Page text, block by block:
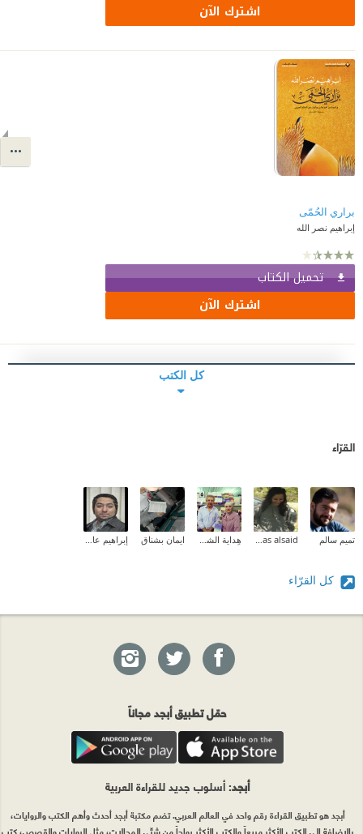
اشترك الآن
براري الحُمّى
إبراهيم نصر الله
تحميل الكتاب
اشترك الآن
كل الكتب
القرّاء
تميم سالم enas alsaid هِداية الشحروري ايمان بشناق إبراهيم عادل
كل القرّاء
حمّل تطبيق أبجد مجاناً
أبجد: أسلوب جديد للقراءة العربية
أبجد هو تطبيق القراءة رقم واحد في العالم العربي. تضم مكتبة أبجد أحدث وأهم الكتب والروايات،